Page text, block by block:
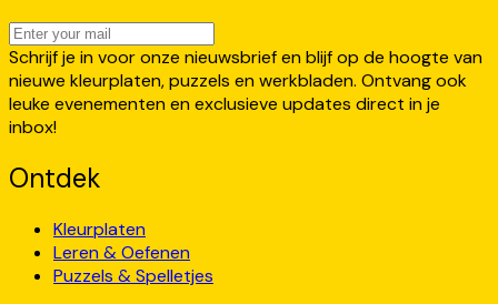
Schrijf je in voor onze nieuwsbrief en blijf op de hoogte van
nieuwe kleurplaten, puzzels en werkbladen. Ontvang ook
leuke evenementen en exclusieve updates direct in je
inbox!
Ontdek
Kleurplaten
Leren & Oefenen
Puzzels & Spelletjes